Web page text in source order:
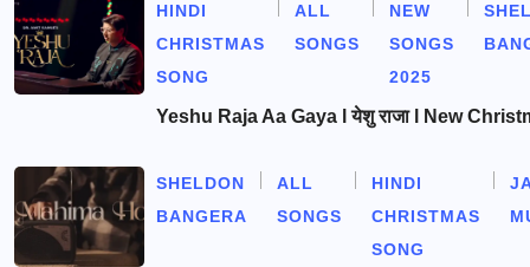
HINDI
CHRISTMAS
SONG
ALL
SONGS
NEW
SONGS
2025
Yeshu Raja Aa Gaya l येशु राजा l New
SHELDON
BANGERA
ALL
SONGS
HINDI
CHRISTMAS
SONG